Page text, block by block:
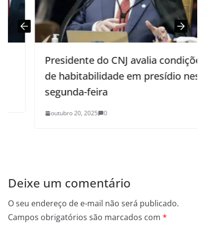
Presidente do CNJ avalia condições
de habitabilidade em presídio nesta
segunda-feira
outubro 20, 2025 0
Deixe um comentário
O seu endereço de e-mail não será publicado.
Campos obrigatórios são marcados com *